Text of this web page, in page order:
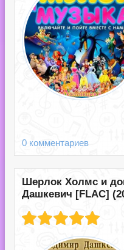
0 комментариев
Шерлок Холмс и
Дашкевич [FLAC]